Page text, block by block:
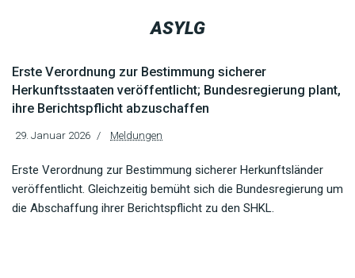
ASYLG
Erste Verordnung zur Bestimmung sicherer
Herkunftsstaaten veröffentlicht; Bundesregierung plant,
ihre Berichtspflicht abzuschaffen
29. Januar 2026 Meldungen
Erste Verordnung zur Bestimmung sicherer Herkunftsländer
veröffentlicht. Gleichzeitig bemüht sich die Bundesregierung um
die Abschaffung ihrer Berichtspflicht zu den SHKL.